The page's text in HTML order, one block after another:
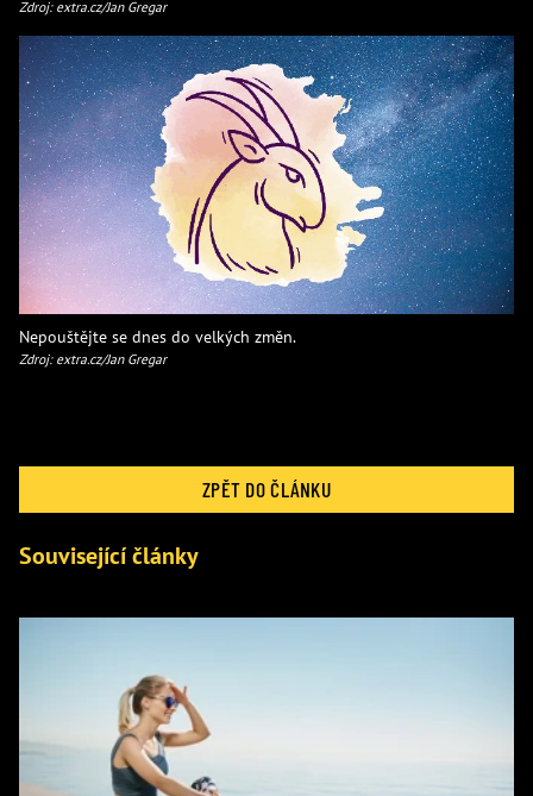
Zdroj: extra.cz/Jan Gregar
Nepouštějte se dnes do velkých změn.
Zdroj: extra.cz/Jan Gregar
ZPĚT DO ČLÁNKU
Související články